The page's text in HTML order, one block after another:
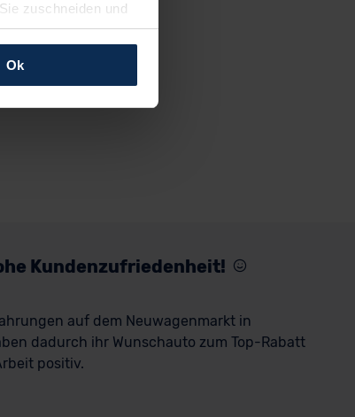
zuschneiden und
jederzeit anpassen
Ok
Kundenzufriedenheit!
auf dem Neuwagenmarkt in
dadurch ihr Wunschauto zum Top-Rabatt
positiv.